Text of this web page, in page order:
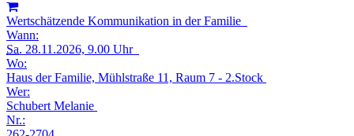
Wertschätzende Kommunikation in der Familie
Wann:
Sa. 28.11.2026, 9.00 Uhr
Wo:
Haus der Familie, Mühlstraße 11, Raum 7 - 2.Stock
Wer:
Schubert Melanie
Nr.: